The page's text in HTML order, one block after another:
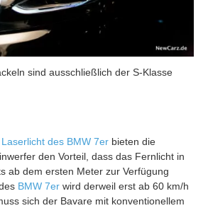
sind ausschließlich der S-Klasse
Laserlicht des BMW 7er bieten die
den Vorteil, dass das Fernlicht in
ab dem ersten Meter zur Verfügung
BMW 7er wird derweil erst ab 60 km/h
sich der Bavare mit konventionellem